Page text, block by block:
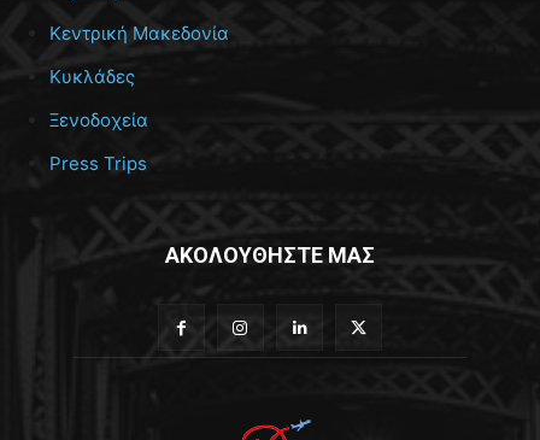
Κεντρική Μακεδονία
Κυκλάδες
Ξενοδοχεία
Press Trips
ΑΚΟΛΟΥΘΗΣΤΕ ΜΑΣ